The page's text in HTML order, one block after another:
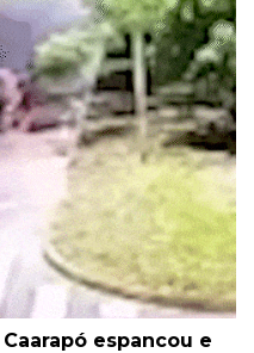
espancou e